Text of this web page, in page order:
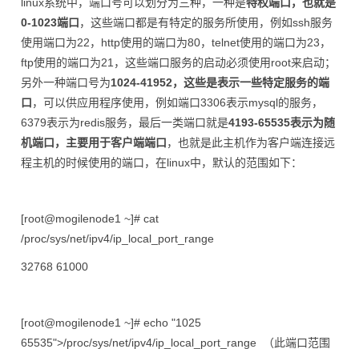
0-1023端口，这些端口都是有特定的服务所使用，例如ssh服务
使用端口为22，http使用的端口为80，telnet使用的端口为23，
ftp使用的端口为21，这些端口服务的启动必须使用root来启动；
另外一种端口号为1024-41952，这些是表示一些特定服务的端
口，可以供应用程序使用，例如端口3306表示mysql的服务，
6379表示为redis服务，最后一类端口就是4193-65535表示为随
机端口，主要用于客户端端口，也就是此主机作为客户端连接远
程主机的时候使用的端口，在linux中，默认的范围如下：
[root@mogilenode1 ~]# cat
/proc/sys/net/ipv4/ip_local_port_range
32768 61000
[root@mogilenode1 ~]# echo "1025
65535">/proc/sys/net/ipv4/ip_local_port_range （此端口范围